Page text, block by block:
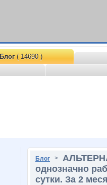
Блог( 14690 )
Блог >
однозначно
сутки. За 2